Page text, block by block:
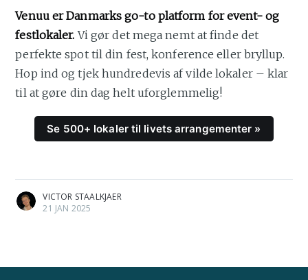
Venuu er Danmarks go-to platform for event- og
festlokaler.Vi gør det mega nemt at finde det
perfekte spot til din fest, konference eller bryllup.
Hop ind og tjek hundredevis af vilde lokaler – klar
til at gøre din dag helt uforglemmelig!
Se 500+ lokaler til livets arrangementer »
VICTOR STAALKJAER
21 JAN 2025